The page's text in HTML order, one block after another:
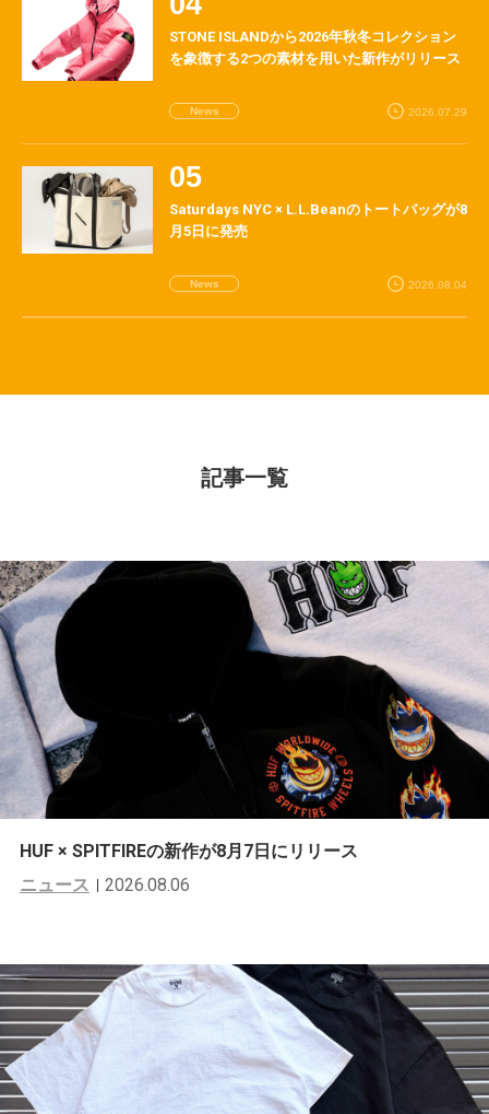
STONE ISLANDから2026年秋冬コレクション
を象徴する2つの素材を用いた新作がリリース
News 2026.07.29
Saturdays NYC × L.L.Beanのトートバッグが8
月5日に発売
News 2026.08.04
記事一覧
HUF × SPITFIREの新作が8月7日にリリース
ニュース
2026.08.06